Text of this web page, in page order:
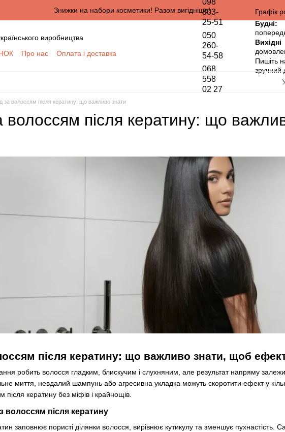
Знижки на набори косметики! Разом вигідніше!
виробництва
Про нас
Оплата і доставка
обробки персональних даних
098
303-
25-51
050
260-
54-58
068
558
02 27
Графік
Будні:
Вихідні
Пишіть
зручний
за волоссям після кератину: що важливо знати
волоссям після кератину: що
після кератину: що важливо знати, щоб
робить волосся гладким, блискучим і слухняним, але результат напряму
миття, невдалий шампунь або агресивна укладка можуть скоротити ефект у
після кератину без міфів і крайнощів.
волоссям після кератину
заповнює пористі ділянки волосся, вирівнює кутикулу та зменшує пухнастість.